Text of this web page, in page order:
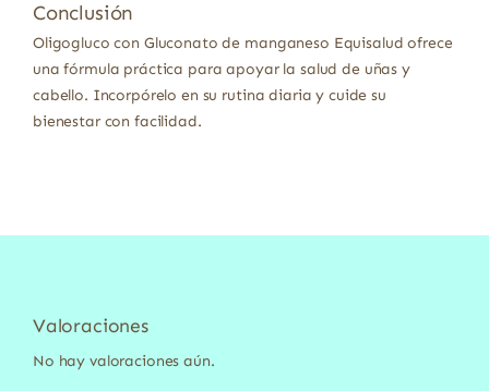
Conclusión
Oligogluco con Gluconato de manganeso Equisalud ofrece
una fórmula práctica para apoyar la salud de uñas y
cabello. Incorpórelo en su rutina diaria y cuide su
bienestar con facilidad.
Valoraciones
No hay valoraciones aún.